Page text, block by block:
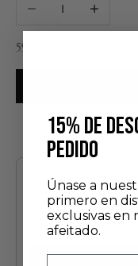
Precio de oferta
595,00 €
También te puede
cuenco de porcelana y
60,00 €
15% DE
PEDIDO
Únase a
primero en
exclusivas en
afeitado.